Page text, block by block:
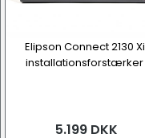
Elipson Connect 2130 Xi
installationsforstærker
5.199 DKK